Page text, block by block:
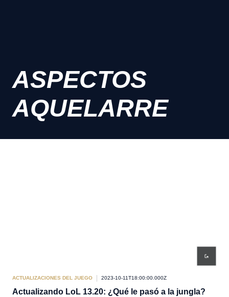
ASPECTOS
AQUELARRE
ACTUALIZACIONES DEL JUEGO 2023-10-11T18:00:00.000Z
Actualizando LoL 13.20: ¿Qué le pasó a la jungla?